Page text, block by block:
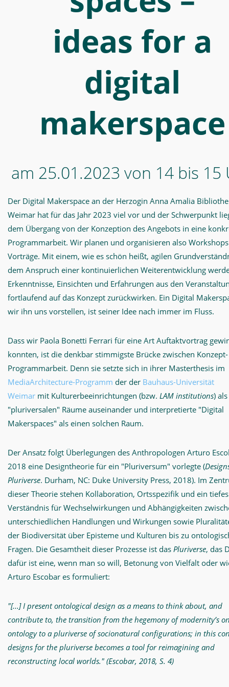
makerspace
Digital
Makerspace
ideas for a
digital
makerspace
am 25.01.2023 von 14 bis 15
Der Digital Makerspace an der Herzogin Anna Amalia
Weimar hat für das Jahr 2023 viel vor und der Schwerpunkt
dem Übergang von der Konzeption des Angebots in eine
Programmarbeit. Wir planen und organisieren also
Vorträge. Mit einem, wie es schön heißt, agilen
dem Anspruch einer kontinuierlichen Weiterentwicklung
Erkenntnisse, Einsichten und Erfahrungen aus den
fortlaufend auf das Konzept zurückwirken. Ein Digital
wir ihn uns vorstellen, ist seiner Idee nach immer im Fluss.
Dass wir Paola Bonetti Ferrari für eine Art Auftaktvortrag
konnten, ist die denkbar stimmigste Brücke zwischen
Programmarbeit. Denn sie setzte sich in ihrer Masterthesis im
MediaArchitecture-Programm der der Bauhaus-Universität
Weimar mit Kulturerbeeinrichtungen (bzw. LAM institutions) als
"pluriversalen" Räume auseinander und interpretierte "Digital
Makerspaces" als einen solchen Raum.
Der Ansatz folgt Überlegungen des Anthropologen Arturo
2018 eine Designtheorie für ein "Pluriversum" vorlegte (
Pluriverse. Durham, NC: Duke University Press, 2018). Im
dieser Theorie stehen Kollaboration, Ortsspezifik und ein tiefes
Verständnis für Wechselwirkungen und Abhängigkeiten
unterschiedlichen Handlungen und Wirkungen sowie
der Biodiversität über Episteme und Kulturen bis zu
Fragen. Die Gesamtheit dieser Prozesse ist das Pluriverse, das
dafür ist eine, wenn man so will, Betonung von Vielfalt oder
Arturo Escobar es formuliert:
"[...] I present ontological design as a means to think about, and
contribute to, the transition from the hegemony of modernity’s
ontology to a pluriverse of socionatural configurations; in this
designs for the pluriverse becomes a tool for reimagining and
reconstructing local worlds." (Escobar, 2018, S. 4)